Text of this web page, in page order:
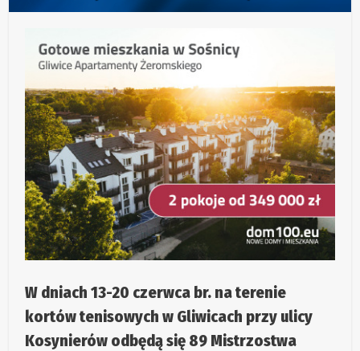
W dniach 13-20 czerwca br. na terenie
kortów tenisowych w Gliwicach przy ulicy
Kosynierów odbędą się 89 Mistrzostwa